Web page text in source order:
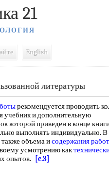
21
English
литературы
рекомендуется проводить
учебник и дополнительную
которой приведен в конце
выполнять индивидуально. В
также объема исодержания
усмотрению как
опытов. [c.3]